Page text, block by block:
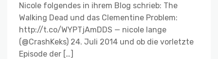
Nicole folgendes in ihrem Blog schrieb: The
Walking Dead und das Clementine Problem:
http://t.co/WYPTjAmDDS — nicole lange
(@CrashKeks) 24. Juli 2014 und ob die vorletzte
Episode der […]